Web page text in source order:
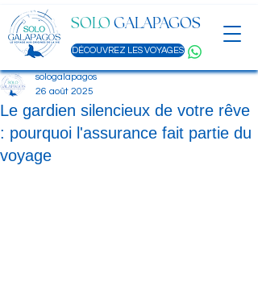
SOLO GALAPAGOS
DÉCOUVREZ LES VOYAGES
Le gardien silencieux de votre rêve
: pourquoi l'assurance fait partie du
voyage
sologalapagos
26 août 2025